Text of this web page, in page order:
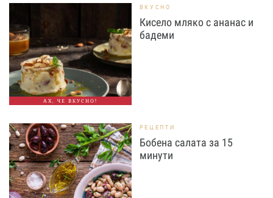
АХ, ЧЕ ВКУСНО!
ВКУСНО
Кисело мляко с ананас и
бадеми
РЕЦЕПТИ
Бобена салата за 15
минути